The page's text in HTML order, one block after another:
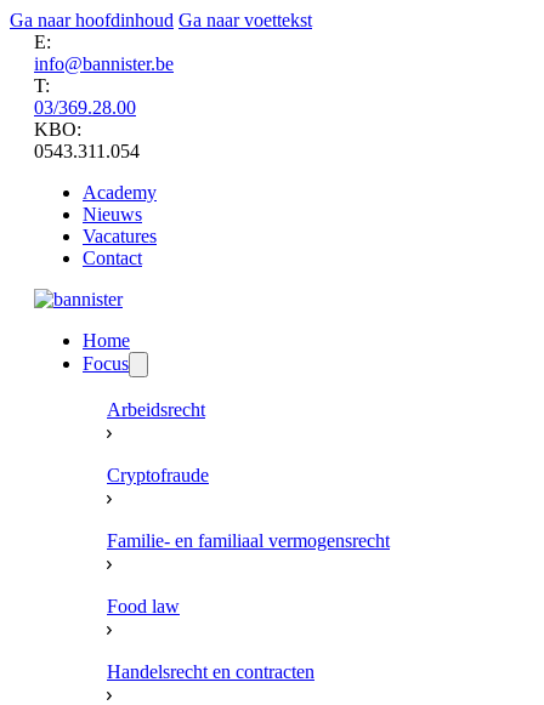
Ga naar hoofdinhoud Ga naar voettekst
E:
info@bannister.be
T:
03/369.28.00
KBO:
0543.311.054
Academy
Nieuws
Vacatures
Contact
Home
Focus
Arbeidsrecht
Cryptofraude
Familie- en familiaal vermogensrecht
Food law
Handelsrecht en contracten